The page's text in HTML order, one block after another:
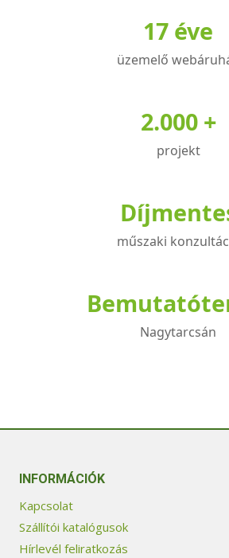
ki
17 éve
üzemelő
2.000 +
projekt
műszaki
Nagytarcsán
INFORMÁCIÓK
Kapcsolat
Szállítói katalógusok
Hírlevél feliratkozás